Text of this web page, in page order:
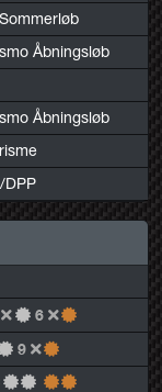
Åbningsløb
Åbningsløb
DPP
6
9